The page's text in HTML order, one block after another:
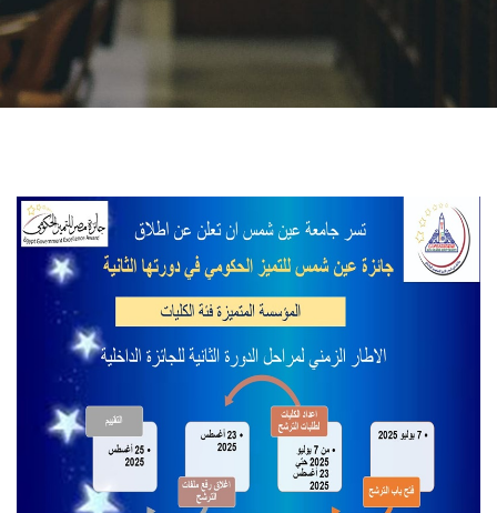
المراكز والوحدات
الأنظمة الذكية
تواصل معنا
الطلاب
هيئة التدريس
الدراسات العليا
الخريجين